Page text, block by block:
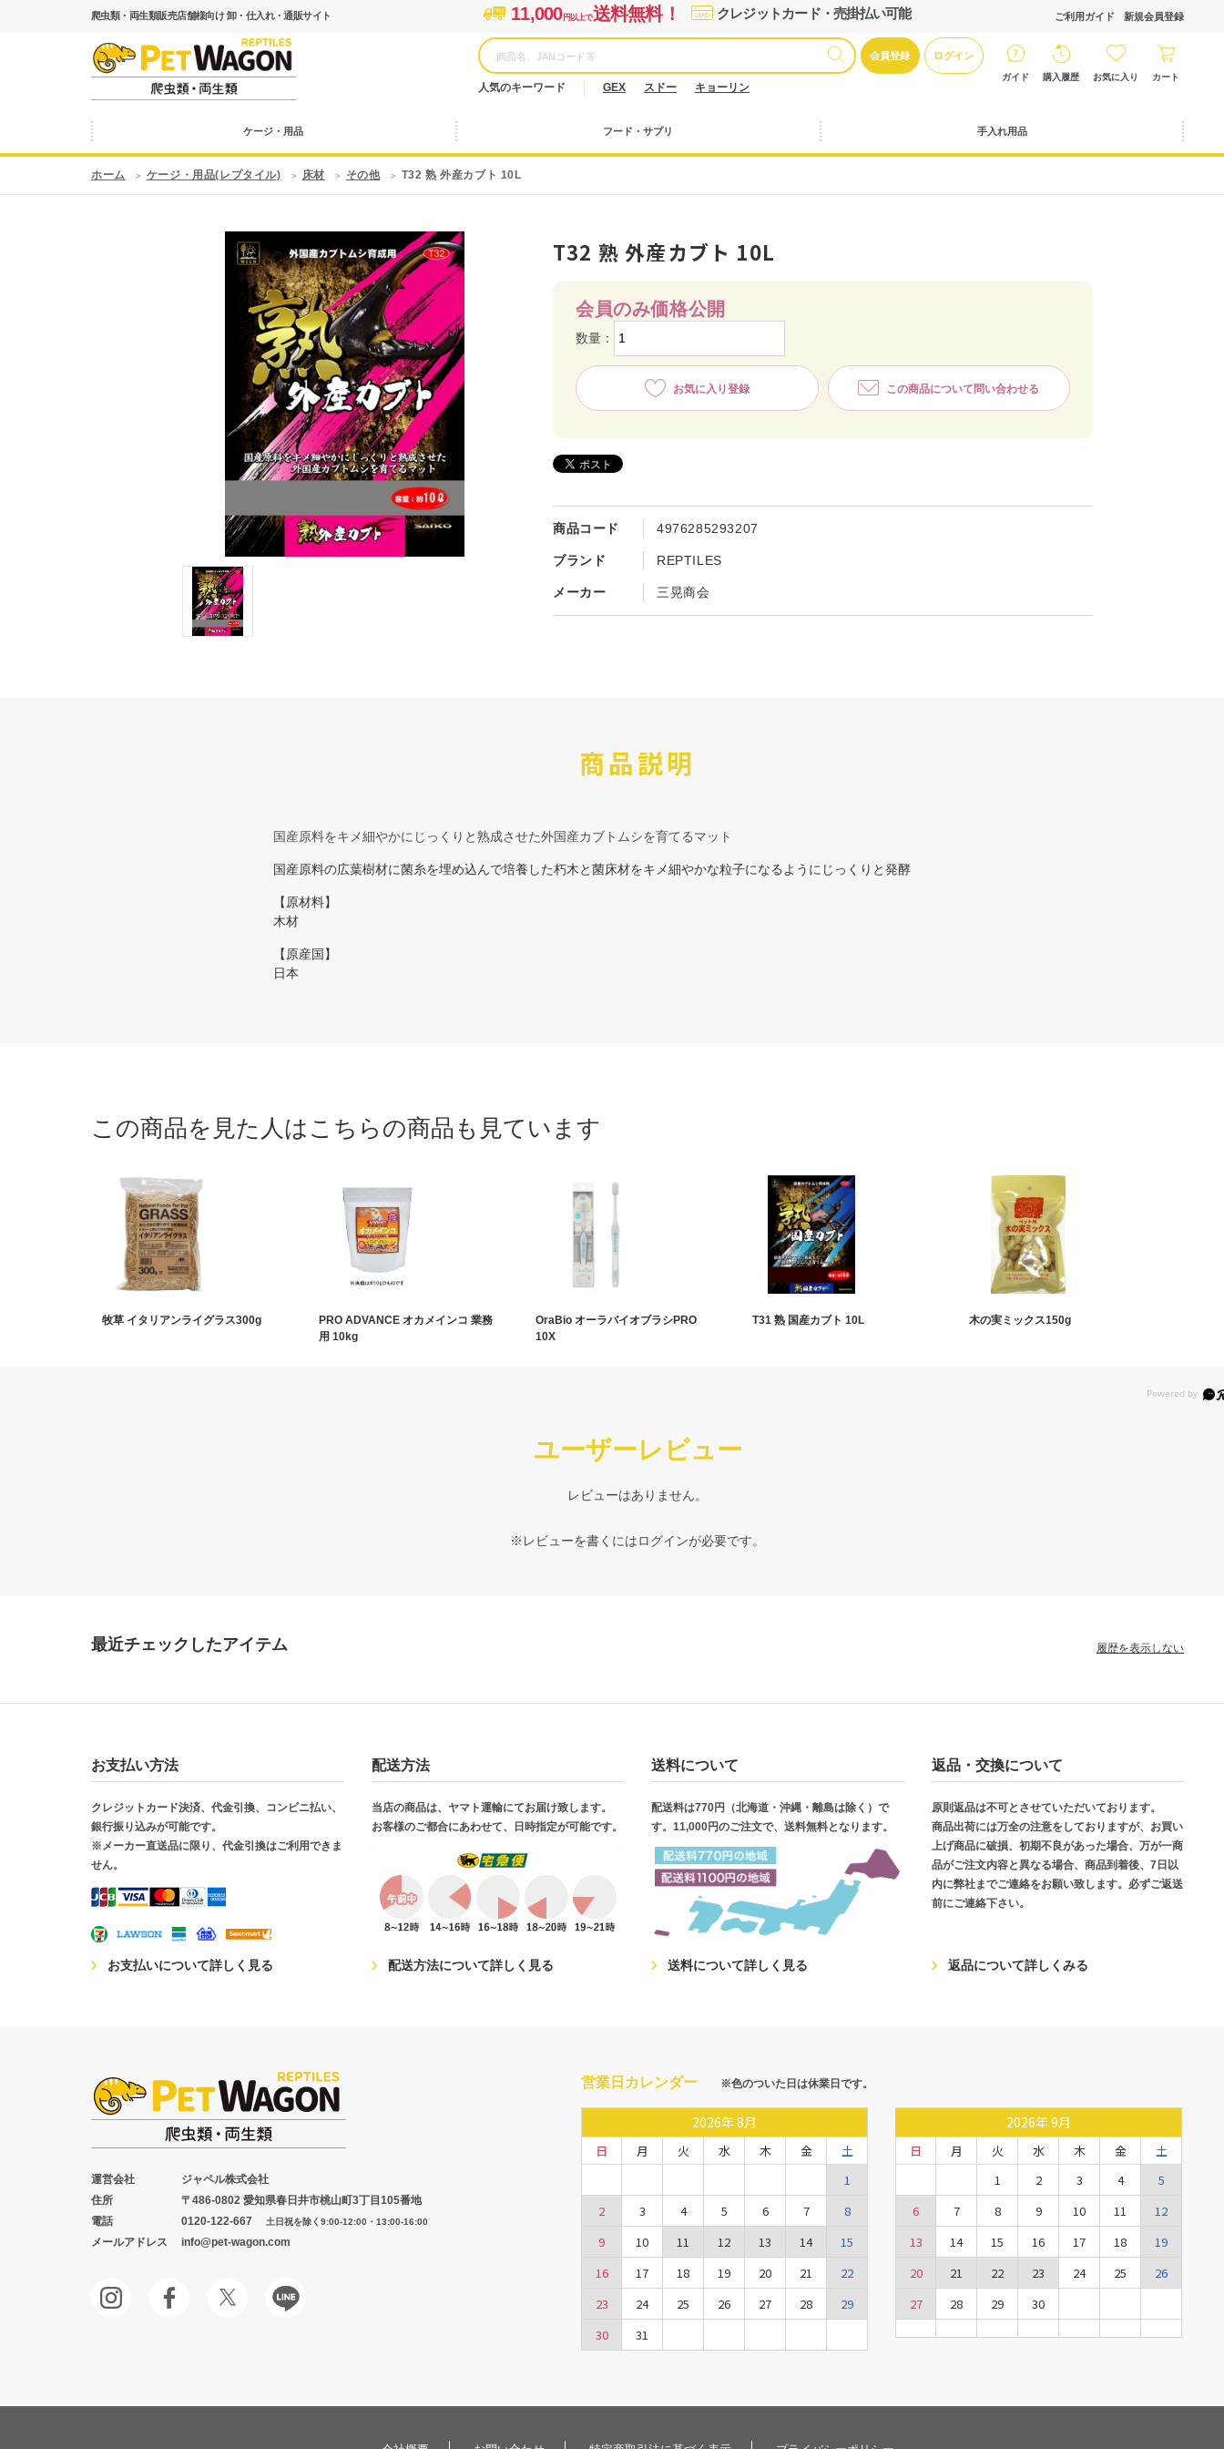
爬虫類・両生類販売店舗様向け 卸・仕入れ・通販サイト 11,000円以上で送料無料！ クレジットカード・売掛払い可能
会員登録 ログイン
人気のキーワード GEX スドー キョーリン
ご利用ガイド 新規会員登録
ガイド 購入履歴 お気に入り カート
ケージ・用品 フード・サプリ 手入れ用品
ホーム ケージ・用品(レプタイル) 床材 その他 T32 熟 外産カブト 10L
T32 熟 外産カブト 10L
商品コード 4976285293207
ブランド REPTILES
メーカー 三晃商会
会員のみ価格公開
数量：
お気に入り登録 この商品について問い合わせる
商品説明
国産原料をキメ細やかにじっくりと熟成させた外国産カブトムシを育てるマット
国産原料の広葉樹材に菌糸を埋め込んで培養した朽木と菌床材をキメ細やかな粒子になるようにじっくりと発酵
【原材料】
木材
【原産国】
日本
この商品を見た人はこちらの商品も見ています
牧草 イタリアンライグラス300g
PRO ADVANCE オカメインコ 業務
用 10kg
OraBio オーラバイオブラシPRO
10X
T31 熟 国産カブト 10L 木の実ミックス150g
ユーザーレビュー
レビューはありません。
※レビューを書くにはログインが必要です。
最近チェックしたアイテム 履歴を表示しない
お支払い方法
クレジットカード決済、代金引換、コンビニ払い、
銀行振り込みが可能です。
※メーカー直送品に限り、代金引換はご利用できま
せん。
お支払いについて詳しく見る
配送方法
当店の商品は、ヤマト運輸にてお届け致します。
お客様のご都合にあわせて、日時指定が可能です。
配送方法について詳しく見る
送料について
配送料は770円（北海道・沖縄・離島は除く）で
す。11,000円のご注文で、送料無料となります。
送料について詳しく見る
返品・交換について
原則返品は不可とさせていただいております。
商品出荷には万全の注意をしておりますが、お買い
上げ商品に破損、初期不良があった場合、万が一商
品がご注文内容と異なる場合、商品到着後、7日以
内に弊社までご連絡をお願い致します。必ずご返送
前にご連絡下さい。
返品について詳しくみる
運営会社
ジャペル株式会社
住所
〒486-0802 愛知県春日井市桃山町3丁目105番地
電話
0120-122-667 土日祝を除く9:00-12:00・13:00-16:00
メールアドレス info@pet-wagon.com
営業日カレンダー ※色のついた日は休業日です。
2026年8月
日 月 火 水 木 金
土
1
2
3 4 5 6 7
8
9
10 11 12 13 14
15
16
17 18 19 20 21
22
23
24 25 26 27 28
29
30
31
2026年9月
日 月 火 水 木 金
土
1
2 3 4
5
6
7 8 9 10 11
12
13
14 15 16 17 18
19
20
21 22 23 24 25
26
27
28 29 30